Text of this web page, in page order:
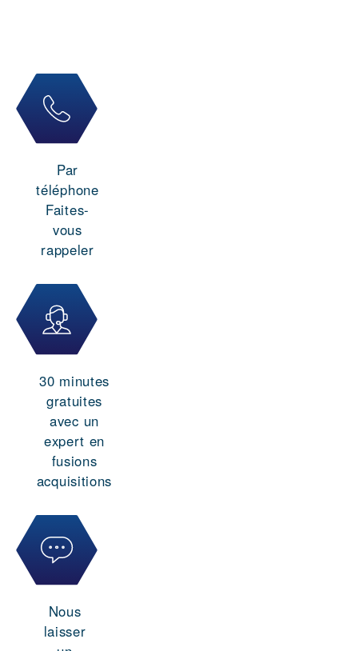
Par
téléphone
Faites-
vous
rappeler
30 minutes
gratuites
avec un
expert en
fusions
acquisitions
Nous
laisser